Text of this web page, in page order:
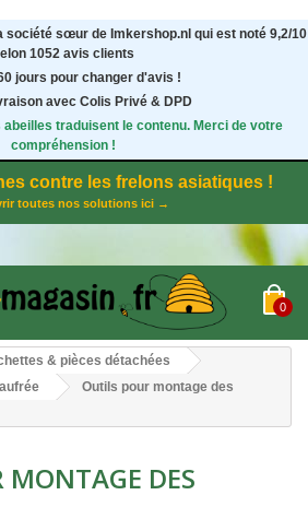
société sœur de Imkershop.nl qui est noté 9,2/10
1052 avis clients
jours pour changer d'avis !
avec Colis Privé & DPD
traduisent le contenu. Merci de votre
compréhension !
contre les frelons asiatiques !
toutes nos solutions ici →
0
& pièces détachées
Outils pour montage des
MONTAGE DES